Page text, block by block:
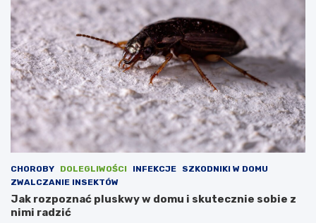
z
i
e
ć
o
t
e
j
d
o
l
e
g
l
i
w
CHOROBY DOLEGLIWOŚCI INFEKCJE
SZKODNIKI W DOMU
ZWALCZANIE INSEKTÓW
Jak rozpoznać pluskwy w domu i skutecznie sobie z
nimi radzić